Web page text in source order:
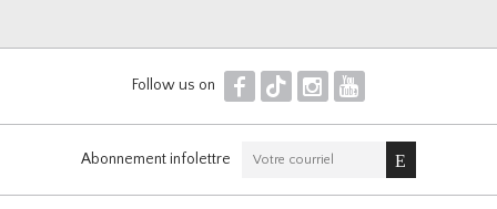
Follow us on F T I Y
Abonnement infolettre